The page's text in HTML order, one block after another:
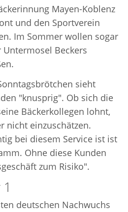
Mayen-Koblenz
und den Sportverein
Im Sommer wollen sogar
Beckers
sieht
"knusprig". Ob sich die
Bäckerkollegen lohnt,
nicht einzuschätzen.
bei diesem Service ist ist
Ohne diese Kunden
zum Risiko".
deutschen Nachwuchs